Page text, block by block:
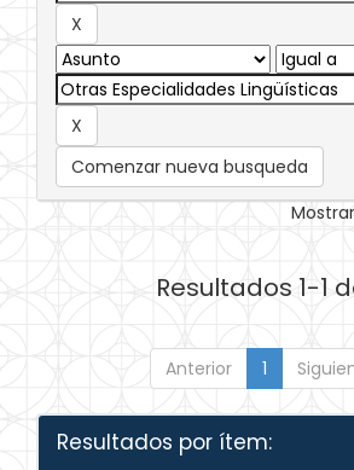
Comenzar nueva busqueda
Resultados 1-1
Anterior 1
Resultados por ítem: